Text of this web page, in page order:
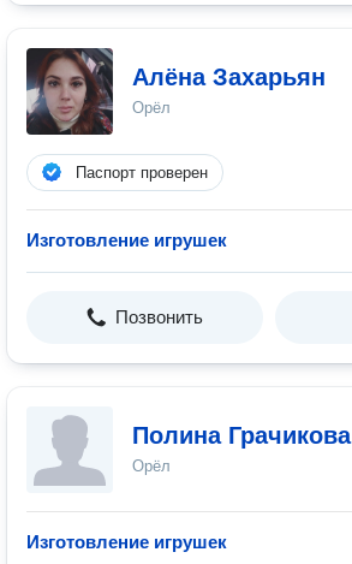
Алёна Захарьян
Орёл
Паспорт проверен
Изготовление игрушек
Позвонить
Полина Грачикова
Орёл
Изготовление игрушек